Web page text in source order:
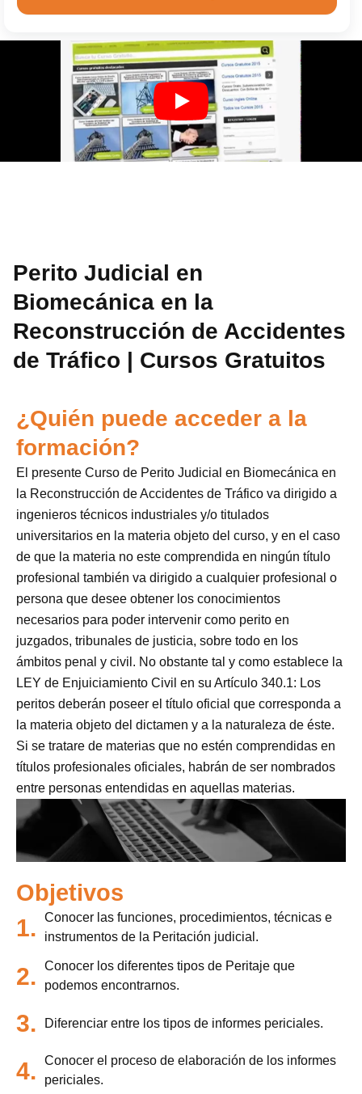
Perito Judicial en
Biomecánica en la
Reconstrucción de Accidentes
de Tráfico | Cursos Gratuitos
¿Quién puede acceder a la
formación?
El presente Curso de Perito Judicial en Biomecánica en
la Reconstrucción de Accidentes de Tráfico va dirigido a
ingenieros técnicos industriales y/o titulados
universitarios en la materia objeto del curso, y en el caso
de que la materia no este comprendida en ningún título
profesional también va dirigido a cualquier profesional o
persona que desee obtener los conocimientos
necesarios para poder intervenir como perito en
juzgados, tribunales de justicia, sobre todo en los
ámbitos penal y civil. No obstante tal y como establece la
LEY de Enjuiciamiento Civil en su Artículo 340.1: Los
peritos deberán poseer el título oficial que corresponda a
la materia objeto del dictamen y a la naturaleza de éste.
Si se tratare de materias que no estén comprendidas en
títulos profesionales oficiales, habrán de ser nombrados
entre personas entendidas en aquellas materias.
Objetivos
1.
Conocer las funciones, procedimientos, técnicas e
instrumentos de la Peritación judicial.
2.
Conocer los diferentes tipos de Peritaje que
podemos encontrarnos.
3. Diferenciar entre los tipos de informes periciales.
4.
Conocer el proceso de elaboración de los informes
periciales.